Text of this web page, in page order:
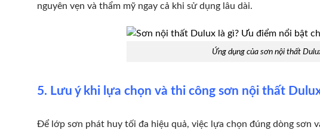
nguyên vẹn và thẩm mỹ ngay cả khi sử dụng lâu dài.
Ứng dụng của sơn nội thất
5. Lưu ý khi lựa chọn và thi công sơn nội thất
Để lớp sơn phát huy tối đa hiệu quả, việc lựa chọn đúng dòng sơn